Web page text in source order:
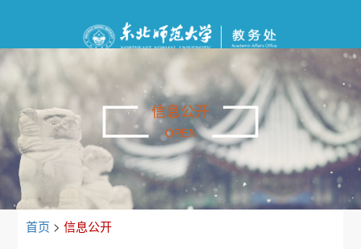
信息公开
OPEN
首页 > 信息公开